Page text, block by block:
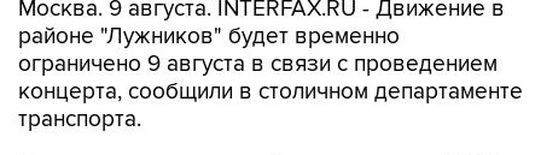
Москва. 9 августа. INTERFAX.RU - Движение в
районе "Лужников" будет временно
ограничено 9 августа в связи с проведением
концерта, сообщили в столичном департаменте
транспорта.